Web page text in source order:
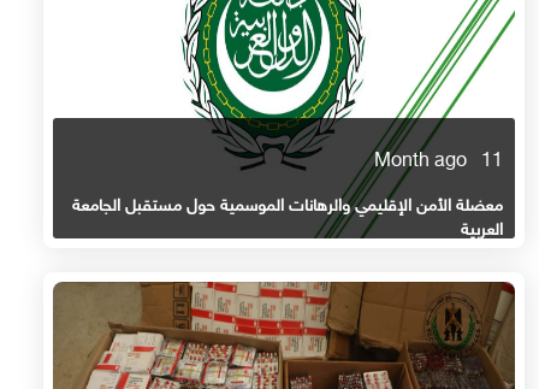
11 Month ago
معضلة الأمن الإقليمي والرهانات الموسمية حول مستقبل الجامعة
العربية